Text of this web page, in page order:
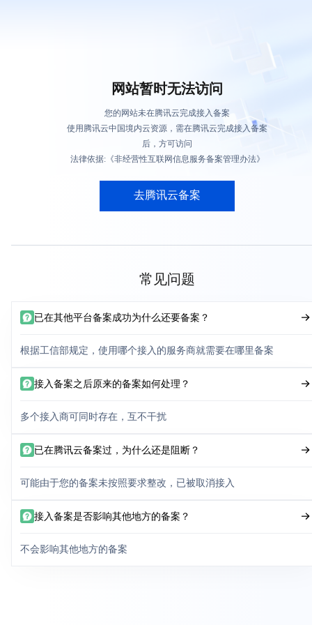
网站暂时无法访问
您的网站未在腾讯云完成接入备案
使用腾讯云中国境内云资源，需在腾讯云完成接入备案
后，方可访问
法律依据:《非经营性互联网信息服务备案管理办法》
去腾讯云备案
常见问题
已在其他平台备案成功为什么还要备案？
根据工信部规定，使用哪个接入的服务商就需要在哪里备案
接入备案之后原来的备案如何处理？
多个接入商可同时存在，互不干扰
已在腾讯云备案过，为什么还是阻断？
可能由于您的备案未按照要求整改，已被取消接入
接入备案是否影响其他地方的备案？
不会影响其他地方的备案